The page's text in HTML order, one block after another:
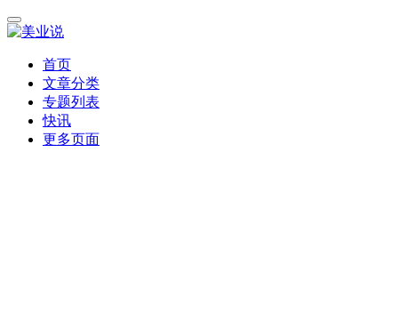
首页
文章分类
专题列表
快讯
更多页面